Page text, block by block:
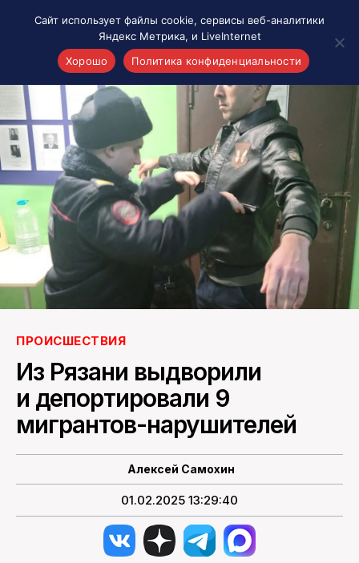
Акценты
Материалы о Рязани и области
Проекты 7 инфо
Здоровье
Интересное
Новости кино и ТВ
Новости России
Политика
Новости мира
Все материалы 7инфо
ПОИСК ПО САЙТУ
ПРОИСШЕСТВИЯ
Из Рязани выдворили
и депортировали 9
мигрантов-нарушителей
Алексей Самохин
01.02.2025 13:29:40
Сайт использует файлы cookie, сервисы веб-аналитики
Яндекс Метрика, и LiveInternet
Хорошо
Политика конфиденциальности